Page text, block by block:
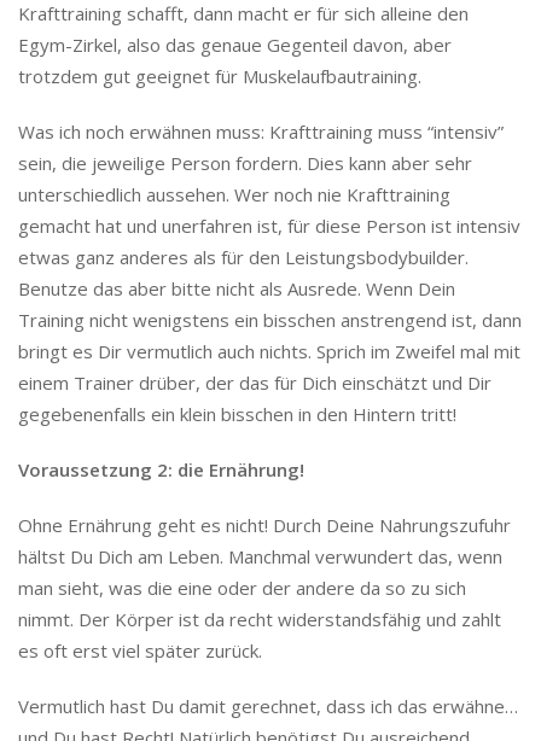
Krafttraining schafft, dann macht er für sich alleine den
Egym-Zirkel, also das genaue Gegenteil davon, aber
trotzdem gut geeignet für Muskelaufbautraining.
Was ich noch erwähnen muss: Krafttraining muss “intensiv”
sein, die jeweilige Person fordern. Dies kann aber sehr
unterschiedlich aussehen. Wer noch nie Krafttraining
gemacht hat und unerfahren ist, für diese Person ist intensiv
etwas ganz anderes als für den Leistungsbodybuilder.
Benutze das aber bitte nicht als Ausrede. Wenn Dein
Training nicht wenigstens ein bisschen anstrengend ist, dann
bringt es Dir vermutlich auch nichts. Sprich im Zweifel mal mit
einem Trainer drüber, der das für Dich einschätzt und Dir
gegebenenfalls ein klein bisschen in den Hintern tritt!
Voraussetzung 2: die Ernährung!
Ohne Ernährung geht es nicht! Durch Deine Nahrungszufuhr
hältst Du Dich am Leben. Manchmal verwundert das, wenn
man sieht, was die eine oder der andere da so zu sich
nimmt. Der Körper ist da recht widerstandsfähig und zahlt
es oft erst viel später zurück.
Vermutlich hast Du damit gerechnet, dass ich das erwähne…